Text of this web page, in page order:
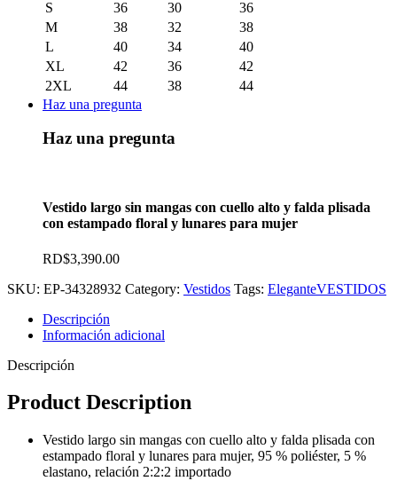
S 36 30
36
M
38 32
38
L
40 34
40
XL
42 36
42
2XL
44 38
44
Haz una pregunta
Haz una pregunta
Vestido largo sin mangas con cuello alto y falda plisada
con estampado floral y lunares para mujer
RD$3,390.00
SKU: EP-34328932 Category: Vestidos Tags: EleganteVESTIDOS
Descripción
Información adicional
Descripción
Product Description
Vestido largo sin mangas con cuello alto y falda plisada con
estampado floral y lunares para mujer, 95 % poliéster, 5 %
elastano, relación 2:2:2 importado